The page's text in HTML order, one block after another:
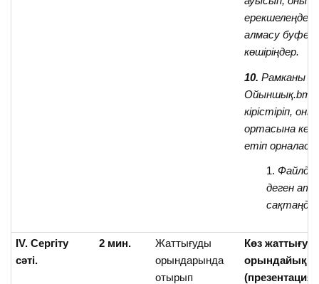
ерекшелеңдер
алмасу
көшіріңдер.
10. Рамканы
кірістіріп,
ортасына
етіп
Файлды
деген
ІV. Сергіту
сәті.
2 мин.
Жаттығуды
орындарында
отырып
Көз
орындайық.
(презентация